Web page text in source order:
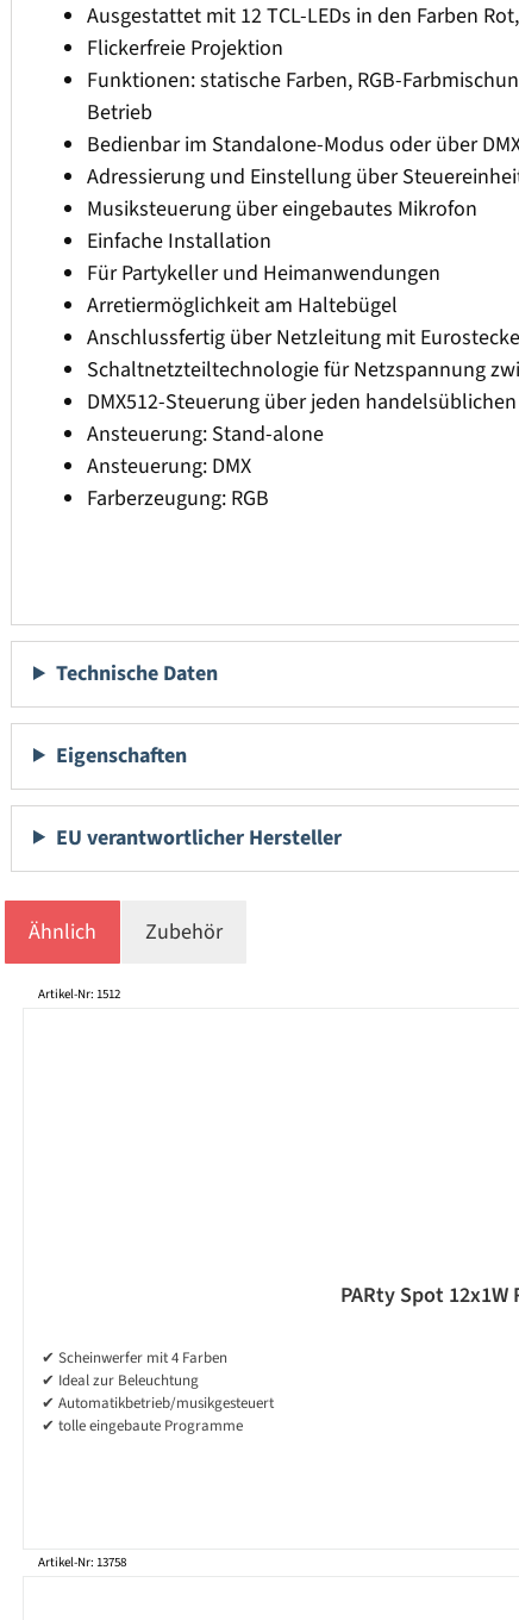
Ausgestattet mit 12 TCL-LEDs in den Farben
Flickerfreie Projektion
Funktionen: statische Farben, RGB-
Betrieb
Bedienbar im Standalone-Modus oder über
Adressierung und Einstellung über
Musiksteuerung über eingebautes Mikrofon
Einfache Installation
Für Partykeller und Heimanwendungen
Arretiermöglichkeit am Haltebügel
Anschlussfertig über Netzleitung mit
Schaltnetzteiltechnologie für Netzspannung
DMX512-Steuerung über jeden
Ansteuerung: Stand-alone
Ansteuerung: DMX
Farberzeugung: RGB
Technische Daten
Eigenschaften
EU verantwortlicher Hersteller
Ähnlich Zubehör
Produktgalerie überspringen
Artikel-Nr: 1512
PARty Spot
✔ Scheinwerfer mit 4 Farben
✔ Ideal zur Beleuchtung
✔ Automatikbetrieb/musikgesteuert
✔ tolle eingebaute Programme
Artikel-Nr: 13758